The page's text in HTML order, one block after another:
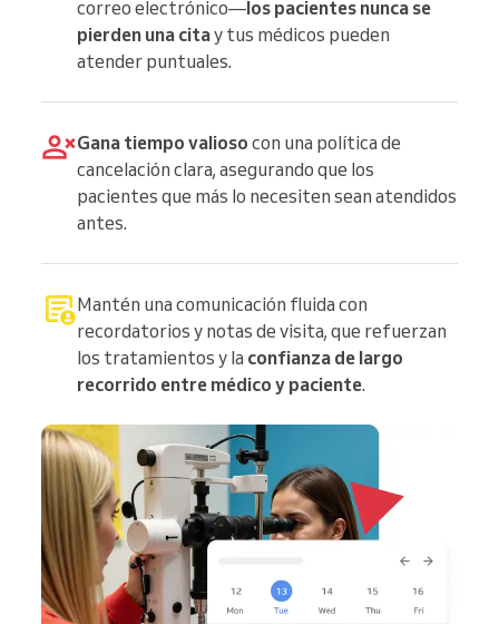
correo electrónico—los pacientes nunca se
pierden una citay tus médicos pueden
atender puntuales.
Gana tiempo valioso con una política de
cancelación clara, asegurando que los
pacientes que más lo necesiten sean atendidos
antes.
Mantén una comunicación fluida con
recordatorios y notas de visita, que refuerzan
los tratamientos y la confianza de largo
recorrido entre médico y paciente.